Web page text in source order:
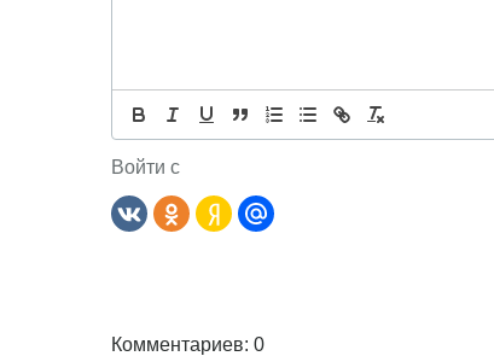
Войти с
Комментариев: 0